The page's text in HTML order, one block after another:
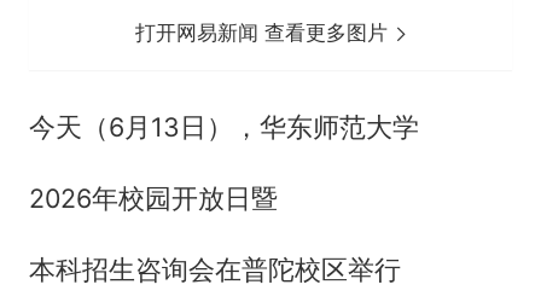
打开网易新闻 查看更多图片
今天（6月13日），华东师范大学
2026年校园开放日暨
本科招生咨询会在普陀校区举行